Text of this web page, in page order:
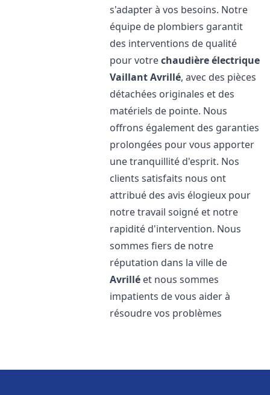
s'adapter à vos besoins. Notre
équipe de plombiers garantit
des interventions de qualité
pour votrechaudière électrique
VaillantAvrillé, avec des pièces
détachées originales et des
matériels de pointe. Nous
offrons également des garanties
prolongées pour vous apporter
une tranquillité d'esprit. Nos
clients satisfaits nous ont
attribué des avis élogieux pour
notre travail soigné et notre
rapidité d'intervention. Nous
sommes fiers de notre
réputation dans la ville de
Avrillé et nous sommes
impatients de vous aider à
résoudre vos problèmes